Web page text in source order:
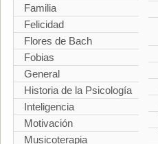
Familia
Felicidad
Flores de Bach
Fobias
General
Historia de la Psicología
Inteligencia
Motivación
Musicoterapia